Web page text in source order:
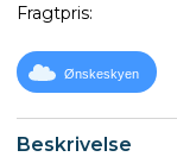
Beskrivelse
Fragtpris:
Ønskeskyen